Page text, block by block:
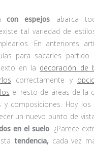
con espejos abarca
tal variedad de
En anteriores
para sacarles
en la decoración de
correctamente y
el resto de áreas de la
y composiciones. Hoy
un nuevo punto de
en el suelo . ¿Parece
tendencia, cada vez